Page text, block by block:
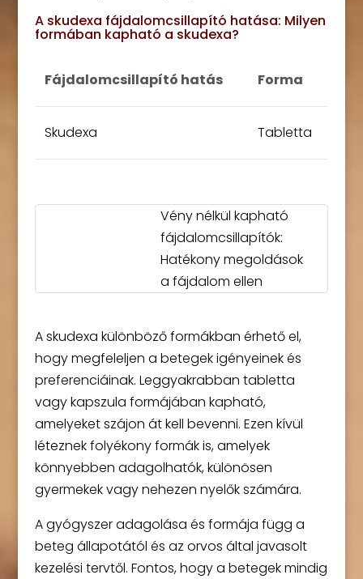
A skudexa fájdalomcsillapító hatása: Milyen
formában kapható a skudexa?
Fájdalomcsillapító hatás Forma
Skudexa Tabletta
Vény nélkül kapható
fájdalomcsillapítók:
Hatékony megoldások
a fájdalom ellen
A skudexa különböző formákban érhető el,
hogy megfeleljen a betegek igényeinek és
preferenciáinak. Leggyakrabban tabletta
vagy kapszula formájában kapható,
amelyeket szájon át kell bevenni. Ezen kívül
léteznek folyékony formák is, amelyek
könnyebben adagolhatók, különösen
gyermekek vagy nehezen nyelők számára.
A gyógyszer adagolása és formája függ a
beteg állapotától és az orvos által javasolt
kezelési tervtől. Fontos, hogy a betegek mindig